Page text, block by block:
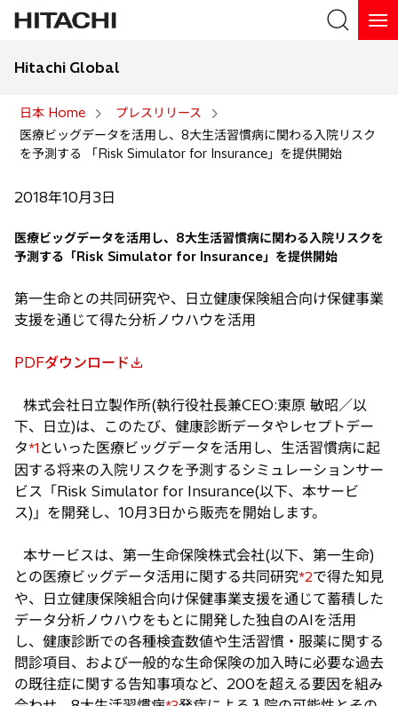
検索
Hitachi Global
日本 Home
プレスリリース
医療ビッグデータを活用し、8大生活習慣病に関わる入院リスク
を予測する 「Risk Simulator for Insurance」を提供開始
2018年10月3日
医療ビッグデータを活用し、8大生活習慣病に関わる入院リスクを
予測する「Risk Simulator for Insurance」を提供開始
第一生命との共同研究や、日立健康保険組合向け保健事業
支援を通じて得た分析ノウハウを活用
PDFダウンロード
新
い
タ
ブ
で
開
く
株式会社日立製作所(執行役社長兼CEO:東原 敏昭／以
下、日立)は、このたび、健康診断データやレセプトデー
タ*1 といった医療ビッグデータを活用し、生活習慣病に起
因する将来の入院リスクを予測するシミュレーションサー
ビス「Risk Simulator for Insurance(以下、本サービ
ス)」を開発し、10月3日から販売を開始します。
本サービスは、第一生命保険株式会社(以下、第一生命)
との医療ビッグデータ活用に関する共同研究*2で得た知見
や、日立健康保険組合向け保健事業支援を通じて蓄積した
データ分析ノウハウをもとに開発した独自のAIを活用
し、健康診断での各種検査数値や生活習慣・服薬に関する
問診項目、および一般的な生命保険の加入時に必要な過去
の既往症に関する告知事項など、200を超える要因を組み